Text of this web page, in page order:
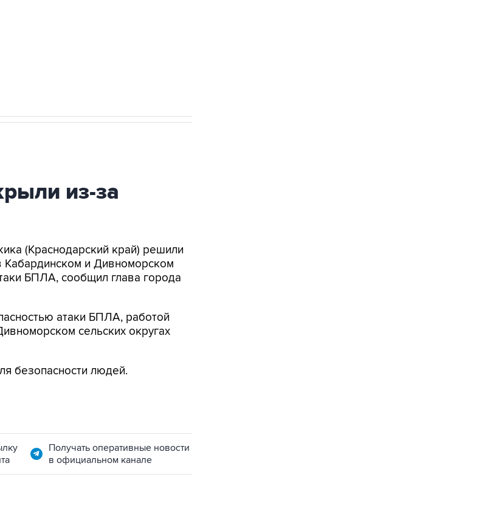
из-за
(Краснодарский край) решили
Кабардинском и Дивноморском
БПЛА, сообщил глава города
атаки БПЛА, работой
сельских округах
безопасности людей.
Получать оперативные новости
в официальном канале